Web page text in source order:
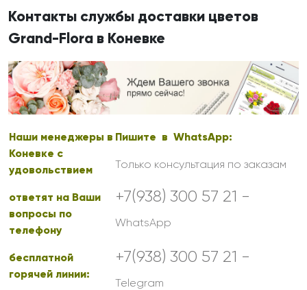
Контакты службы доставки цветов
Grand-Flora в Коневке
Наши менеджеры в
Коневке с
удовольствием
ответят на Ваши
вопросы по
телефону
бесплатной
горячей линии:
Пишите в WhatsApp:
Только консультация по заказам
+7(938) 300 57 21 -
WhatsApp
+7(938) 300 57 21 -
Telegram